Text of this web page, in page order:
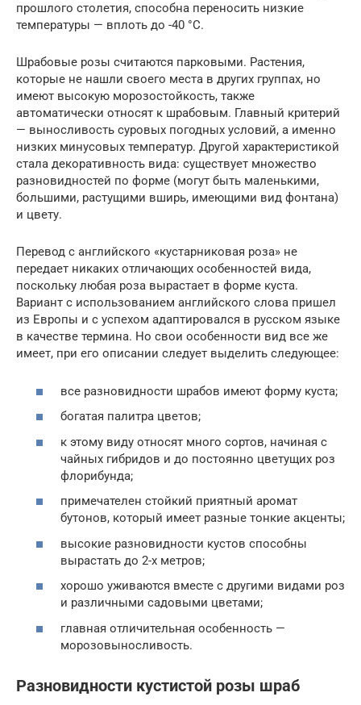
прошлого столетия, способна переносить низкие
температуры — вплоть до -40 °С.
Шрабовые розы считаются парковыми. Растения,
которые не нашли своего места в других группах, но
имеют высокую морозостойкость, также
автоматически относят к шрабовым. Главный критерий
— выносливость суровых погодных условий, а именно
низких минусовых температур. Другой характеристикой
стала декоративность вида: существует множество
разновидностей по форме (могут быть маленькими,
большими, растущими вширь, имеющими вид фонтана)
и цвету.
Перевод с английского «кустарниковая роза» не
передает никаких отличающих особенностей вида,
поскольку любая роза вырастает в форме куста.
Вариант с использованием английского слова пришел
из Европы и с успехом адаптировался в русском языке
в качестве термина. Но свои особенности вид все же
имеет, при его описании следует выделить следующее:
все разновидности шрабов имеют форму куста;
богатая палитра цветов;
к этому виду относят много сортов, начиная с
чайных гибридов и до постоянно цветущих роз
флорибунда;
примечателен стойкий приятный аромат
бутонов, который имеет разные тонкие акценты;
высокие разновидности кустов способны
вырастать до 2-х метров;
хорошо уживаются вместе с другими видами роз
и различными садовыми цветами;
главная отличительная особенность —
морозовыносливость.
Разновидности кустистой розы шраб